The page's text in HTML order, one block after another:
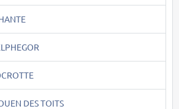
DES TOITS